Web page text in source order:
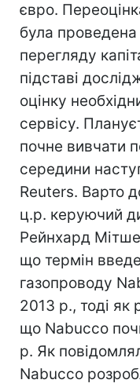
євро.
була проведена
перегляду
підставі
оцінку
сервісу.
почне вивчати
середини
Reuters. Варто
ц.р. керуючий
Рейнхард
що термін
газопроводу
2013 р., тоді як
що Nabucco
р. Як
Nabucco